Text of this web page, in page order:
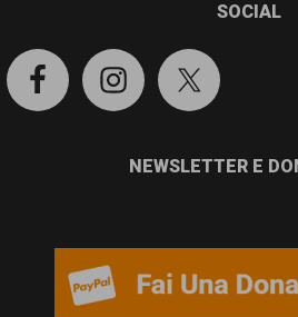
SOCIAL
NEWSLETTER E